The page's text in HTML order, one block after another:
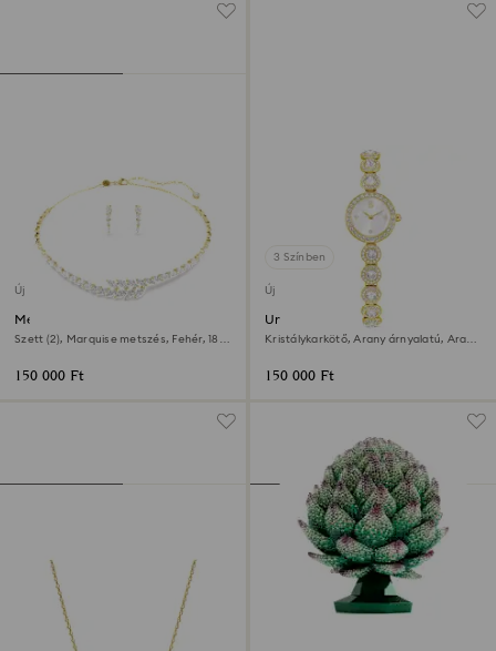
Új
Mesmera szett
Szett (2), Marquise metszés, Fehér, 18
150 000 Ft
3 Színben
Új
Una Angelic óra
Kristálykarkötő, Arany árnyalatú, Arany
150 000 Ft